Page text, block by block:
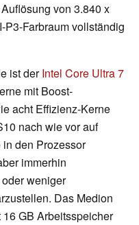
von 3.840 x
Farbraum vollständig
ist derIntel Core Ultra 7
mit Boost-
acht Effizienz-Kerne
nach wie vor auf
den Prozessor
immerhin
weniger
Das Medion
GB Arbeitsspeicher